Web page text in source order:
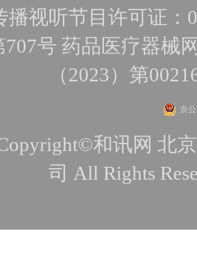
播视听节目许可证：
707号 药品医疗器械
（2023）第
京
和讯网 北
司 All Rights